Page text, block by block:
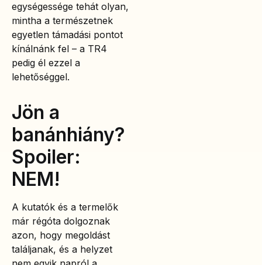
egységessége tehát olyan,
mintha a természetnek
egyetlen támadási pontot
kínálnánk fel – a TR4
pedig él ezzel a
lehetőséggel.
Jön a
banánhiány?
Spoiler:
NEM!
A kutatók és a termelők
már régóta dolgoznak
azon, hogy megoldást
találjanak, és a helyzet